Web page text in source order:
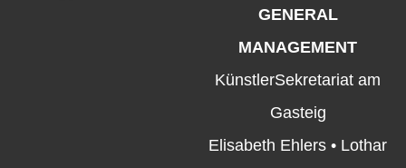
GENERAL
MANAGEMENT
KünstlerSekretariat am
Gasteig
Elisabeth Ehlers • Lothar